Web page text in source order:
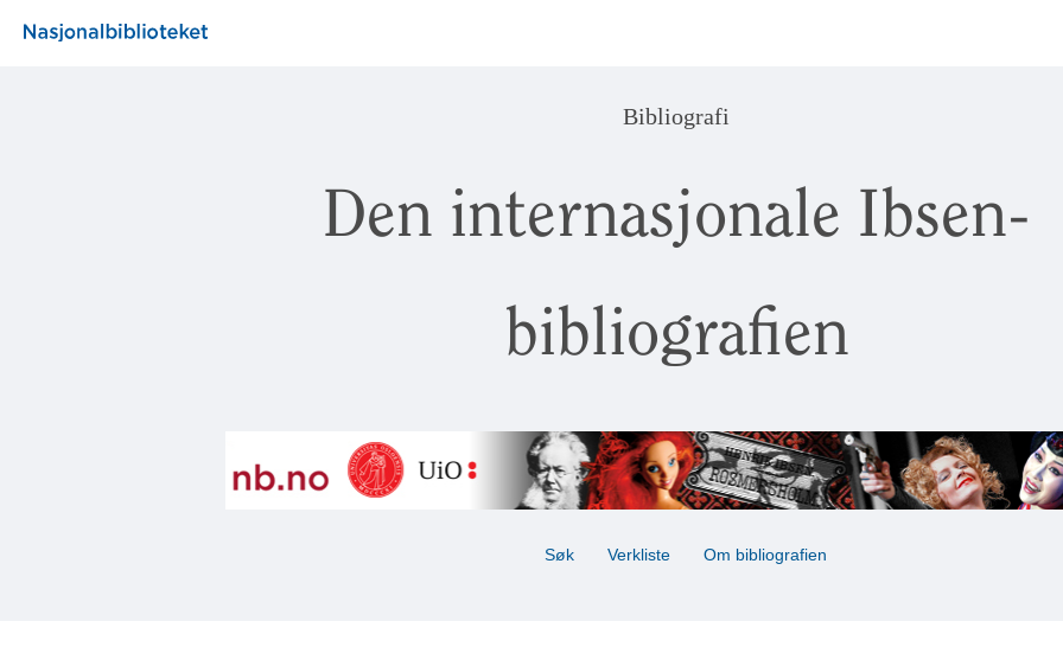
Bibliografi
Den internasjonale Ibsen-
bibliografien
Søk Verkliste Om bibliografien